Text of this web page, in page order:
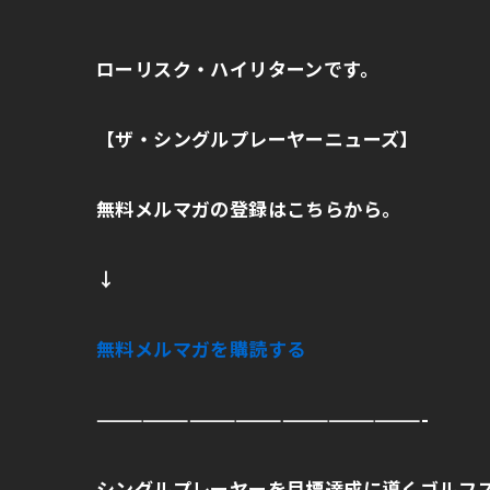
ローリスク・ハイリターンです。
【ザ・シングルプレーヤーニューズ】
無料メルマガの登録はこちらから。
↓
無料メルマガを購読する
—————————————————————-